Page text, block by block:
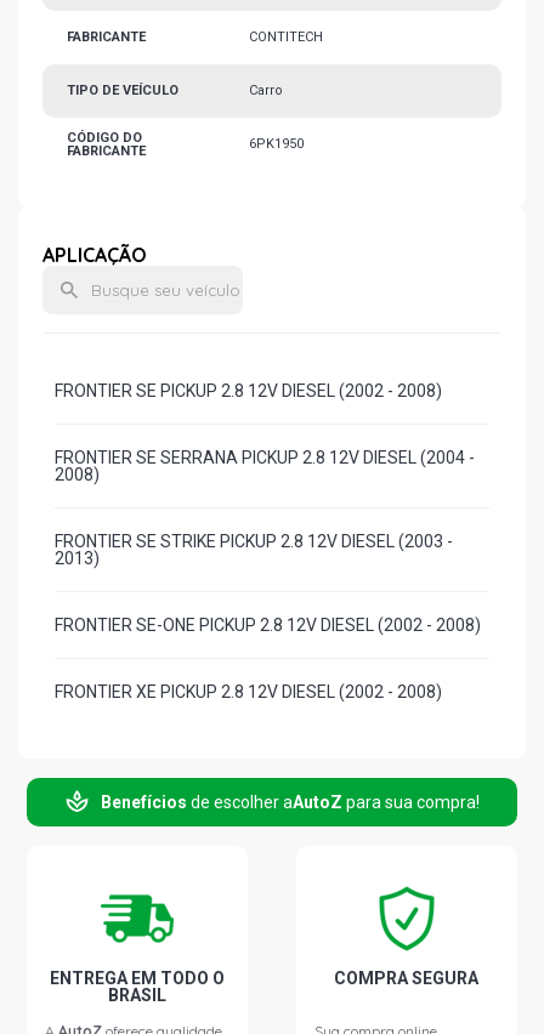
FABRICANTE CONTITECH
TIPO DE VEÍCULO Carro
CÓDIGO DO
FABRICANTE
6PK1950
APLICAÇÃO
FRONTIER SE PICKUP 2.8 12V DIESEL (2002 - 2008)
FRONTIER SE SERRANA PICKUP 2.8 12V DIESEL (2004 -
2008)
FRONTIER SE STRIKE PICKUP 2.8 12V DIESEL (2003 -
2013)
FRONTIER SE-ONE PICKUP 2.8 12V DIESEL (2002 - 2008)
FRONTIER XE PICKUP 2.8 12V DIESEL (2002 - 2008)
2008)
Benefícios de escolher aAutoZ para sua compra!
ENTREGA EM TODO O
BRASIL
COMPRA SEGURA